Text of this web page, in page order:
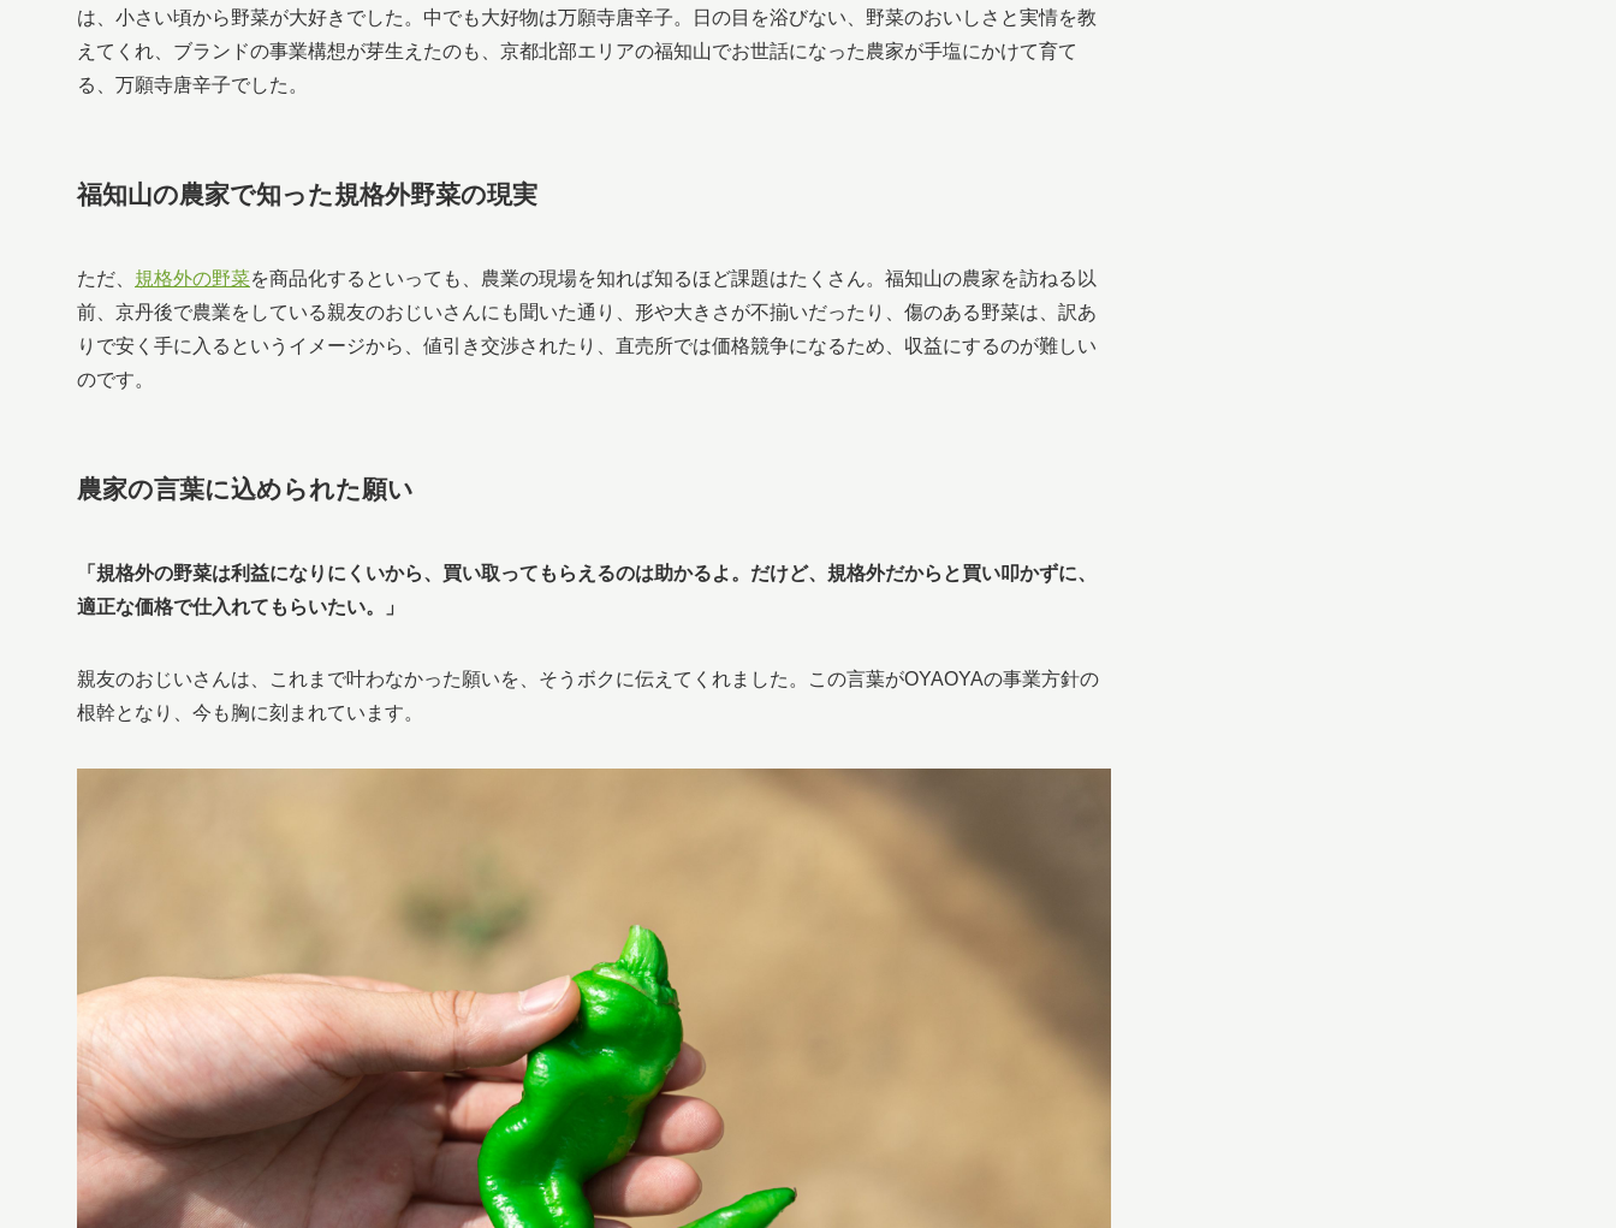
は、小さい頃から野菜が大好きでした。中でも大好物は万願寺唐辛子。日の目を浴びない、野菜のおいしさと実情を教
えてくれ、ブランドの事業構想が芽生えたのも、京都北部エリアの福知山でお世話になった農家が手塩にかけて育て
る、万願寺唐辛子でした。
福知山の農家で知った規格外野菜の現実
ただ、 規格外の野菜を商品化するといっても、農業の現場を知れば知るほど課題はたくさん。福知山の農家を訪ねる以
前、京丹後で農業をしている親友のおじいさんにも聞いた通り、形や大きさが不揃いだったり、傷のある野菜は、訳あ
りで安く手に入るというイメージから、値引き交渉されたり、直売所では価格競争になるため、収益にするのが難しい
のです。
農家の言葉に込められた願い
「規格外の野菜は利益になりにくいから、買い取ってもらえるのは助かるよ。だけど、規格外だからと買い叩かずに、
適正な価格で仕入れてもらいたい。」
親友のおじいさんは、これまで叶わなかった願いを、そうボクに伝えてくれました。この言葉がOYAOYAの事業方針の
根幹となり、今も胸に刻まれています。